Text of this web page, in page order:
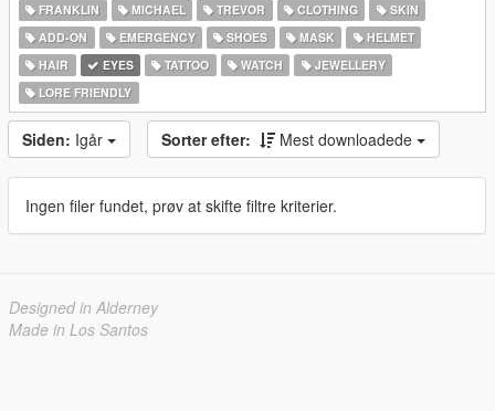
FRANKLIN MICHAEL TREVOR CLOTHING
SKIN
ADD-ON
EMERGENCY SHOES MASK
HELMET
HAIR
EYES TATTOO WATCH
JEWELLERY
LORE FRIENDLY
Siden: Igår Sorter efter: Mest downloadede
Ingen filer fundet, prøv at skifte filtre kriterier.
Designed in Alderney
Made in Los Santos